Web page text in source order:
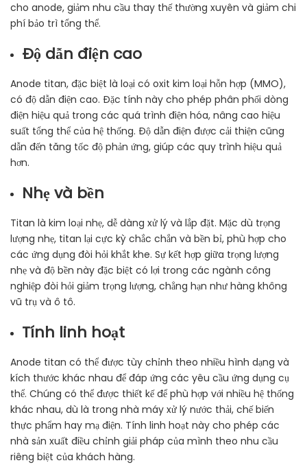
cho anode, giảm nhu cầu thay thế thường xuyên và giảm chi
phí bảo trì tổng thể.
Độ dẫn điện cao
Anode titan, đặc biệt là loại có oxit kim loại hỗn hợp (MMO),
có độ dẫn điện cao. Đặc tính này cho phép phân phối dòng
điện hiệu quả trong các quá trình điện hóa, nâng cao hiệu
suất tổng thể của hệ thống. Độ dẫn điện được cải thiện cũng
dẫn đến tăng tốc độ phản ứng, giúp các quy trình hiệu quả
hơn.
Nhẹ và bền
Titan là kim loại nhẹ, dễ dàng xử lý và lắp đặt. Mặc dù trọng
lượng nhẹ, titan lại cực kỳ chắc chắn và bền bỉ, phù hợp cho
các ứng dụng đòi hỏi khắt khe. Sự kết hợp giữa trọng lượng
nhẹ và độ bền này đặc biệt có lợi trong các ngành công
nghiệp đòi hỏi giảm trọng lượng, chẳng hạn như hàng không
vũ trụ và ô tô.
Tính linh hoạt
Anode titan có thể được tùy chỉnh theo nhiều hình dạng và
kích thước khác nhau để đáp ứng các yêu cầu ứng dụng cụ
thể. Chúng có thể được thiết kế để phù hợp với nhiều hệ thống
khác nhau, dù là trong nhà máy xử lý nước thải, chế biến
thực phẩm hay mạ điện. Tính linh hoạt này cho phép các
nhà sản xuất điều chỉnh giải pháp của mình theo nhu cầu
riêng biệt của khách hàng.